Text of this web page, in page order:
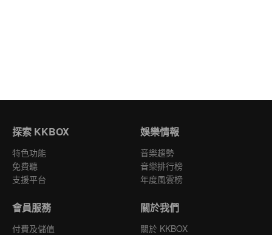
探索 KKBOX
特色功能
免費聽
支援平台
娛樂情報
音樂趨勢
音樂排行榜
年度風雲榜
會員服務
付費及儲值
關於我們
關於 KKBOX